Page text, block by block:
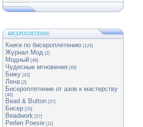
БИСЕРОПЛЕТЕНИЕ
Книги по бисероплетению [124]
Журнал Мод [2]
Модный [46]
Чудесные мгновения [49]
Бижу [43]
Лена [2]
Бисероплетение от азов к мастерству
[46]
Bead & Button [37]
Бисер [20]
Beadwork [57]
Perlen Poesie [11]